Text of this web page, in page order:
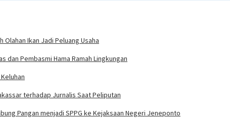
Olahan Ikan Jadi Peluang Usaha
dan Pembasmi Hama Ramah Lingkungan
terhadap Jurnalis Saat Peliputan
Pangan menjadi SPPG ke Kejaksaan Negeri Jeneponto